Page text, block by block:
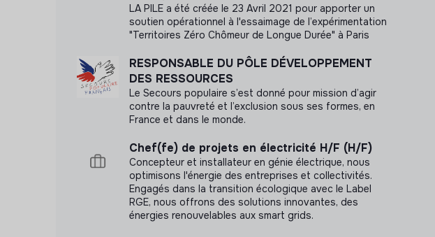
LA PILE a été créée le 23 Avril 2021 pour apporter un
soutien opérationnel à l'essaimage de l’expérimentation
"Territoires Zéro Chômeur de Longue Durée" à Paris
RESPONSABLE DU PÔLE DÉVELOPPEMENT
DES RESSOURCES
Le Secours populaire s’est donné pour mission d’agir
contre la pauvreté et l’exclusion sous ses formes, en
France et dans le monde.
Chef(fe) de projets en électricité H/F (H/F)
Concepteur et installateur en génie électrique, nous
optimisons l'énergie des entreprises et collectivités.
Engagés dans la transition écologique avec le Label
RGE, nous offrons des solutions innovantes, des
énergies renouvelables aux smart grids.